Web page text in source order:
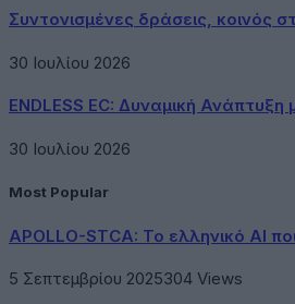
Συντονισμένες δράσεις, κοινός
30 Ιουλίου 2026
ENDLESS EC: Δυναμική Ανάπτυξη
30 Ιουλίου 2026
Most Popular
APOLLO-STCA: Το ελληνικό AI
5 Σεπτεμβρίου 2025304 Views